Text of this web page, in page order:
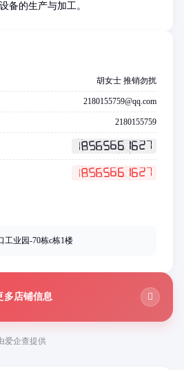
爱企查提供
备的生产与加工。
胡女士 推销勿扰
2180155759@qq.com
2180155759
工业园-70栋c栋1楼
多店铺信息